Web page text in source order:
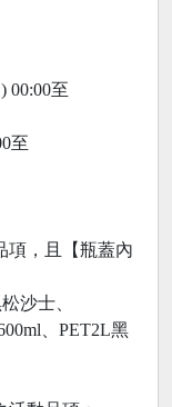
00:00至
至
項，且【瓶蓋內
沙士、
、PET2L黑